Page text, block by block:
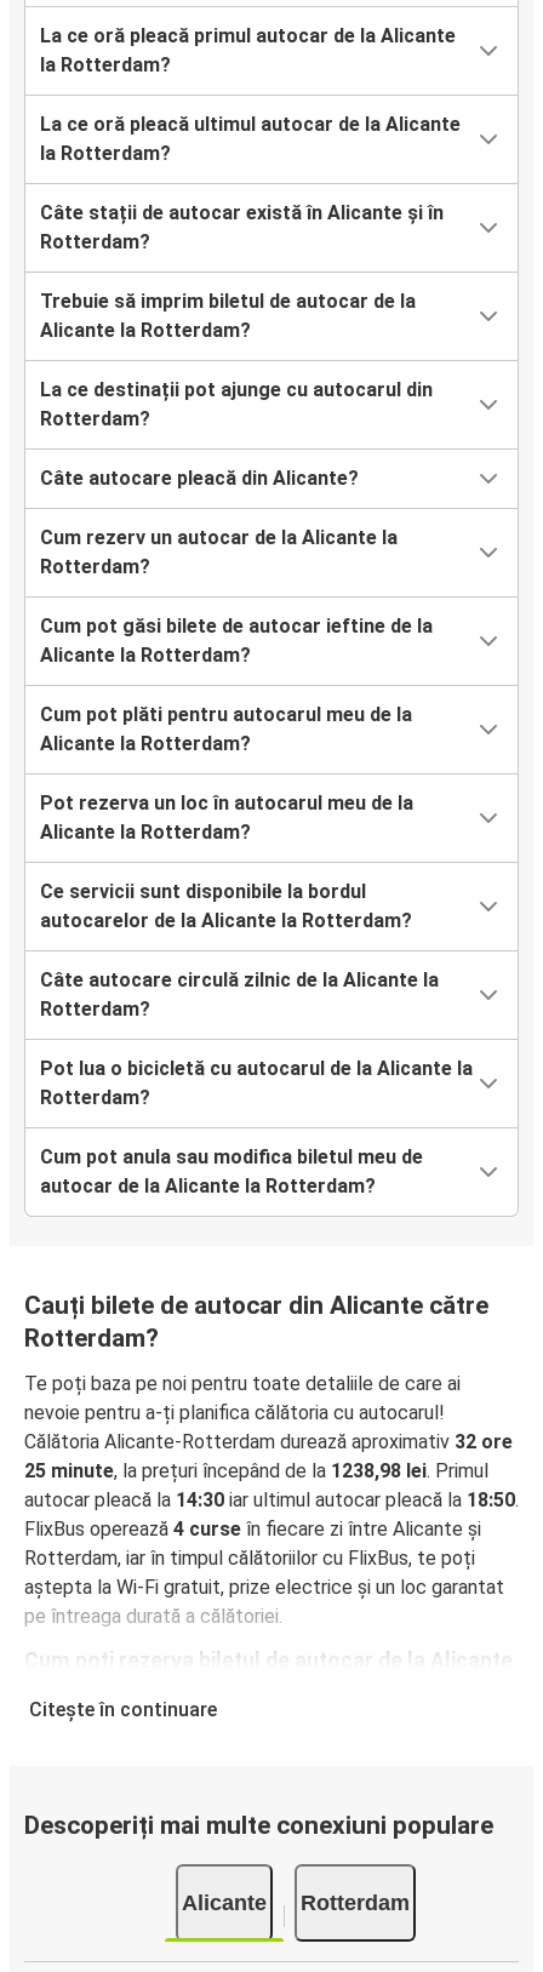
La ce oră pleacă primul autocar de la Alicante
la Rotterdam?
La ce oră pleacă ultimul autocar de la Alicante
la Rotterdam?
Câte stații de autocar există în Alicante și în
Rotterdam?
Trebuie să imprim biletul de autocar de la
Alicante la Rotterdam?
La ce destinații pot ajunge cu autocarul din
Rotterdam?
Câte autocare pleacă din Alicante?
Cum rezerv un autocar de la Alicante la
Rotterdam?
Cum pot găsi bilete de autocar ieftine de la
Alicante la Rotterdam?
Cum pot plăti pentru autocarul meu de la
Alicante la Rotterdam?
Pot rezerva un loc în autocarul meu de la
Alicante la Rotterdam?
Ce servicii sunt disponibile la bordul
autocarelor de la Alicante la Rotterdam?
Câte autocare circulă zilnic de la Alicante la
Rotterdam?
Pot lua o bicicletă cu autocarul de la Alicante la
Rotterdam?
Cum pot anula sau modifica biletul meu de
autocar de la Alicante la Rotterdam?
Cauți bilete de autocar din Alicante către
Rotterdam?
Te poți baza pe noi pentru toate detaliile de care ai
nevoie pentru a-ți planifica călătoria cu autocarul!
Călătoria Alicante-Rotterdam durează aproximativ 32 ore
25 minute, la prețuri începând de la 1238,98 lei. Primul
autocar pleacă la 14:30 iar ultimul autocar pleacă la 18:50.
FlixBus operează 4 curse în fiecare zi între Alicante și
Rotterdam, iar în timpul călătoriilor cu FlixBus, te poți
aștepta la Wi-Fi gratuit, prize electrice și un loc garantat
pe întreaga durată a călătoriei.
Cum poți rezerva biletul de autocar de la Alicante
clicuri. La achiziționarea online a unui bilet pe ruta
Google și Apple Pay. Alternativ, poți plăti în numerar la
bordul autocarelor sau la unul din punctele de vânzare.
Citește în continuare
Descoperiți mai multe conexiuni populare
Alicante Rotterdam